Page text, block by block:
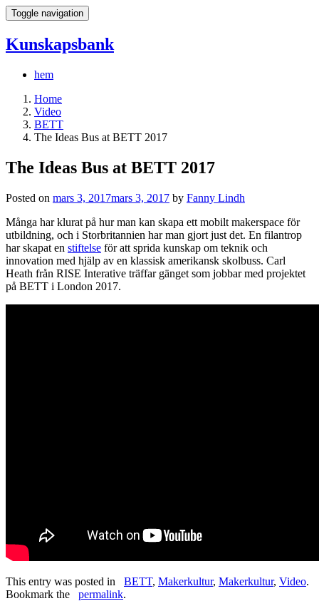
Toggle navigation
Kunskapsbank
hem
Home
Video
BETT
The Ideas Bus at BETT 2017
The Ideas Bus at BETT 2017
Posted on mars 3, 2017mars 3, 2017 by Fanny Lindh
Många har klurat på hur man kan skapa ett mobilt makerspace för
utbildning, och i Storbritannien har man gjort just det. En filantrop
har skapat en stiftelse för att sprida kunskap om teknik och
innovation med hjälp av en klassisk amerikansk skolbuss. Carl
Heath från RISE Interative träffar gänget som jobbar med projektet
på BETT i London 2017.
This entry was posted in BETT, Makerkultur, Makerkultur, Video.
Bookmark the
permalink.